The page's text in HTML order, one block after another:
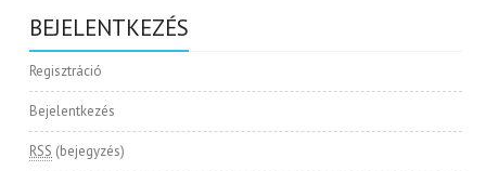
BEJELENTKEZÉS
Regisztráció
Bejelentkezés
RSS (bejegyzés)